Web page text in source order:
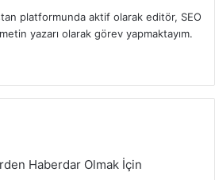
platformunda aktif olarak editör, SEO
yazarı olarak görev yapmaktayım.
Haberdar Olmak İçin